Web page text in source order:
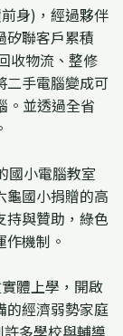
身)，經過夥伴
矽聯客戶累積
收物流、整修
二手電腦變成可
。並透過全省
國小電腦教室
龜國小捐贈的高
持與贊助，綠色
機制。
體上學，開啟
的經濟弱勢家庭
多學校與輔導